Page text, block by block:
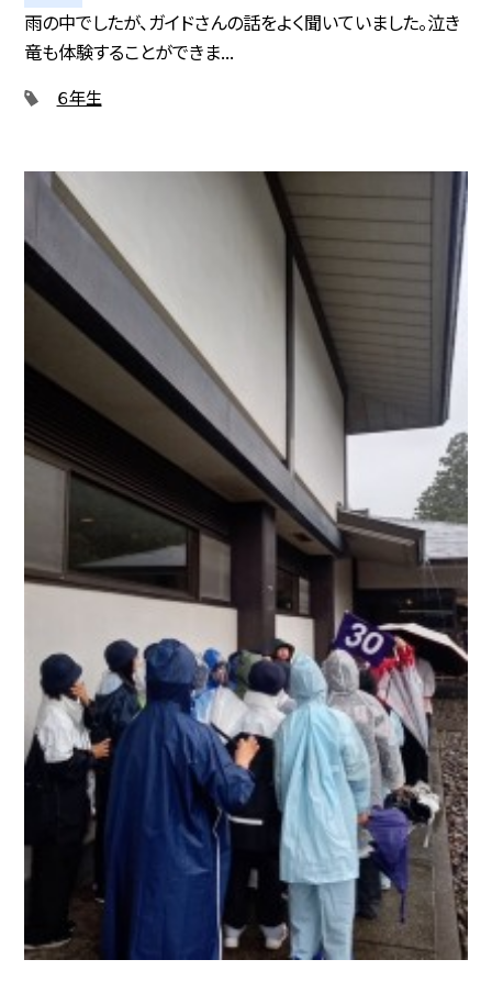
雨の中でしたが、ガイドさんの話をよく聞いていました。泣き
竜も体験することができま...
６年生